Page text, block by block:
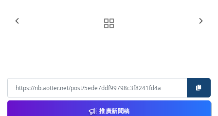
推廣新聞稿